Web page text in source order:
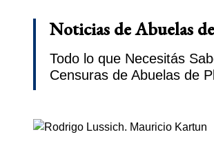
Noticias de Abuelas
Todo lo que Necesitás
Censuras de Abuelas de